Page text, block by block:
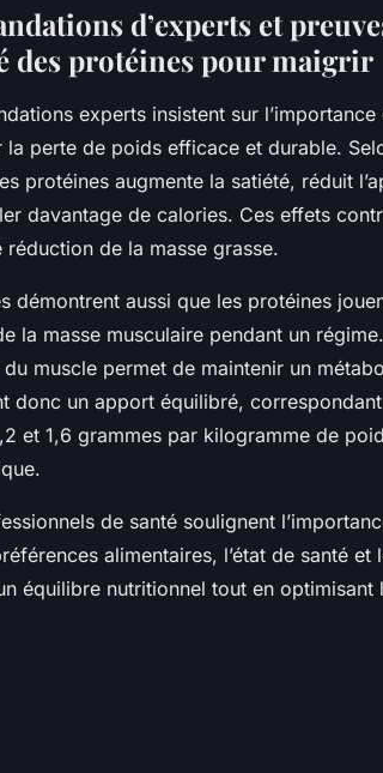
d’experts et
des protéines pour maigrir
experts insistent sur
perte de poids efficace et durable.
protéines augmente la satiété, réduit
davantage de calories. Ces effets
réduction de la masse grasse.
démontrent aussi que les protéines
la masse musculaire pendant un
muscle permet de maintenir un
donc un apport équilibré,
et 1,6 grammes par kilogramme de
de santé soulignent
alimentaires, l’état de santé
équilibre nutritionnel tout en